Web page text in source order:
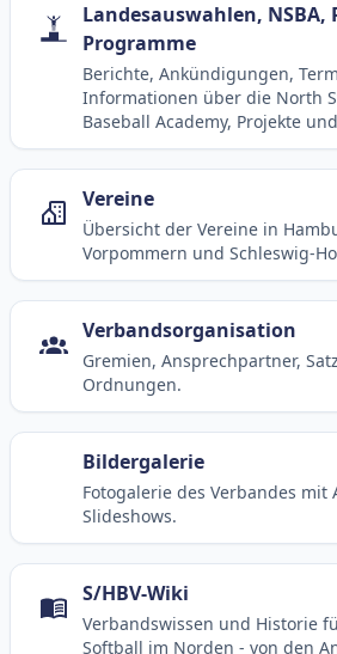
Landesauswahlen, NSBA,
Programme
Berichte, Ankündigungen,
Informationen über die North
Baseball Academy, Projekte
Vereine
Übersicht der Vereine in
Vorpommern und Schleswig-
Verbandsorganisation
Gremien, Ansprechpartner,
Ordnungen.
Bildergalerie
Fotogalerie des Verbandes
Slideshows.
S/HBV-Wiki
Verbandswissen und Historie
Softball im Norden - von den